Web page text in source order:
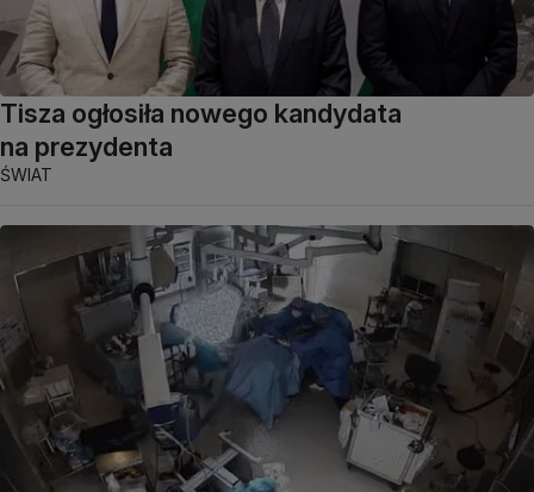
Tisza ogłosiła nowego kandydata
na prezydenta
ŚWIAT